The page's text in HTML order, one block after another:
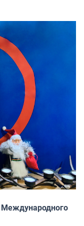
Международного